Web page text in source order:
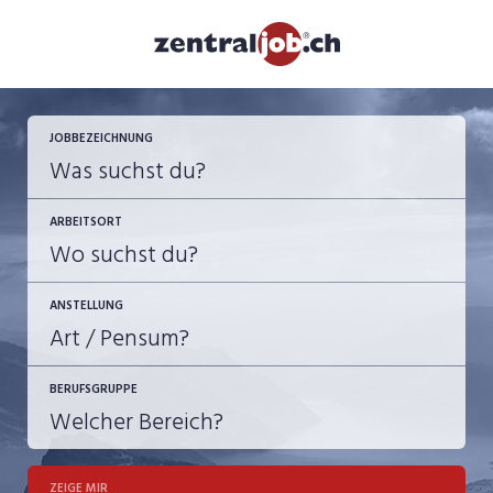
JOBBEZEICHNUNG
ARBEITSORT
ANSTELLUNG
JOB-TYP
Festanstellung
BERUFSGRUPPE
ZEIGE MIR